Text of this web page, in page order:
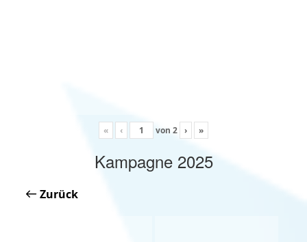
« ‹ von 2 › »
Kampagne 2025
Zurück